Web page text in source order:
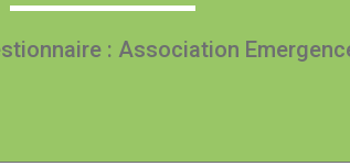
: Association